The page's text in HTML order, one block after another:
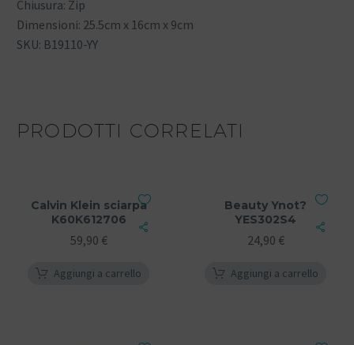
Chiusura: Zip
Dimensioni: 25.5cm x 16cm x 9cm
SKU: B19110-YY
PRODOTTI CORRELATI
Calvin Klein sciarpa
K60K612706
59,90 €
Aggiungi a carrello
Beauty Ynot?
YES302S4
24,90 €
Aggiungi a carrello